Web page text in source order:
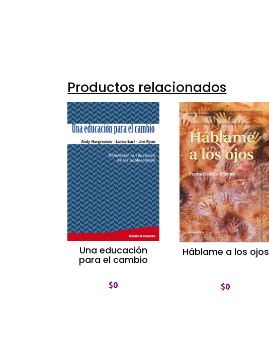
Productos relacionados
Una educación
para el cambio
$0
Háblame a los ojos
$0